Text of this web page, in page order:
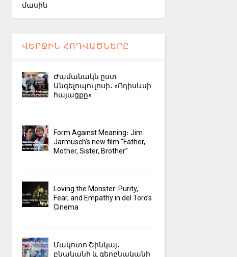
մասին
ՎԵՐՋԻՆ ՀՈԴՎԱԾՆԵՐԸ
Ժամանակն ըստ
Անգելոպուլոսի․ «Ոդիսևսի
հայացքը»
Form Against Meaning։ Jim
Jarmusch's new film “Father,
Mother, Sister, Brother”
Loving the Monster: Purity,
Fear, and Empathy in del Toro’s
Cinema
Մակոտո Շինկայ․
բնականի և գերբնականի